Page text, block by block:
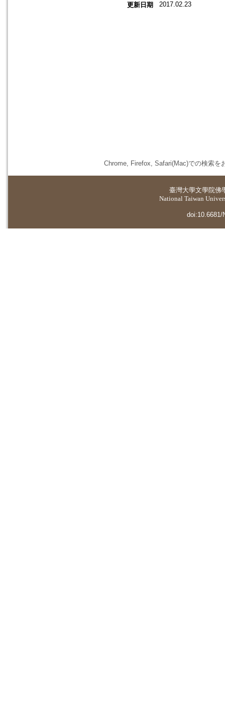
更新日期 2017.02.23
Chrome, Firefox, Safari(Mac)での検索を
臺灣大學文學院佛
National Taiwan
doi:10.6681/